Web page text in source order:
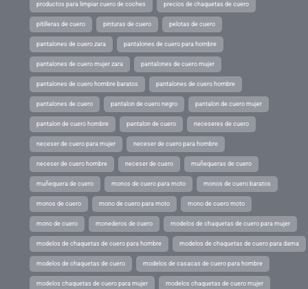
productos para limpiar cuero de coches precios de chaquetas de cuero
pitilleras de cuero pinturas de cuero pelotas de cuero
pantalones de cuero zara pantalones de cuero para hombre
pantalones de cuero mujer zara pantalones de cuero mujer
pantalones de cuero hombre baratos pantalones de cuero hombre
pantalones de cuero pantalon de cuero negro pantalon de cuero mujer
pantalon de cuero hombre pantalon de cuero neceseres de cuero
neceser de cuero para mujer neceser de cuero para hombre
neceser de cuero hombre neceser de cuero muñequeras de cuero
muñequera de cuero monos de cuero para moto monos de cuero baratos
monos de cuero mono de cuero para moto mono de cuero moto
mono de cuero monederos de cuero modelos de chaquetas de cuero para mujer
modelos de chaquetas de cuero para hombre modelos de chaquetas de cuero para dama
modelos de chaquetas de cuero modelos de casacas de cuero para hombre
modelos chaquetas de cuero para mujer modelos chaquetas de cuero mujer